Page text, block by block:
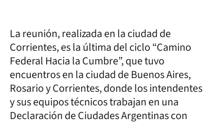
La reunión, realizada en la ciudad de
Corrientes, es la última del ciclo “Camino
Federal Hacia la Cumbre”, que tuvo
encuentros en la ciudad de Buenos Aires,
Rosario y Corrientes, donde los intendentes
y sus equipos técnicos trabajan en una
Declaración de Ciudades Argentinas con